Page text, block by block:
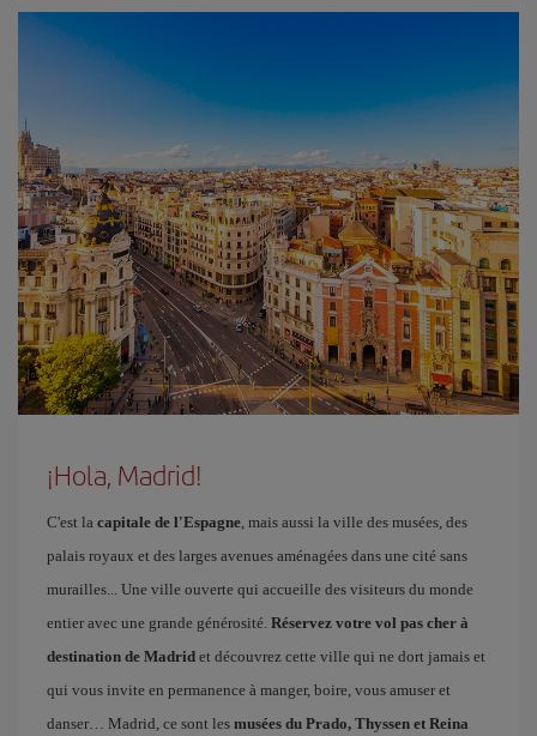
¡Hola, Madrid!
C'est la capitale de l'Espagne, mais aussi la ville des musées, des
palais royaux et des larges avenues aménagées dans une cité sans
murailles... Une ville ouverte qui accueille des visiteurs du monde
entier avec une grande générosité. Réservez votre vol pas cher à
destination de Madrid et découvrez cette ville qui ne dort jamais et
qui vous invite en permanence à manger, boire, vous amuser et
danser… Madrid, ce sont les musées du Prado, Thyssen et Reina